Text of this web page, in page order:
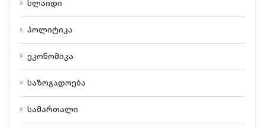
სლაიდი
პოლიტიკა
ეკონომიკა
საზოგადოება
სამართალი